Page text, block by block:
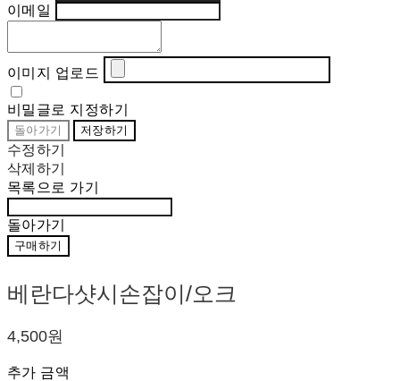
이메일
이미지 업로드
비밀글로 지정하기
돌아가기 저장하기
수정하기
삭제하기
목록으로 가기
돌아가기
구매하기
베란다샷시손잡이/오크
4,500원
추가 금액